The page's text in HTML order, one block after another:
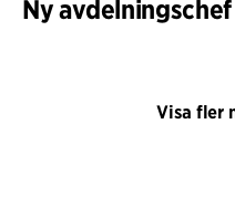
Visa fler